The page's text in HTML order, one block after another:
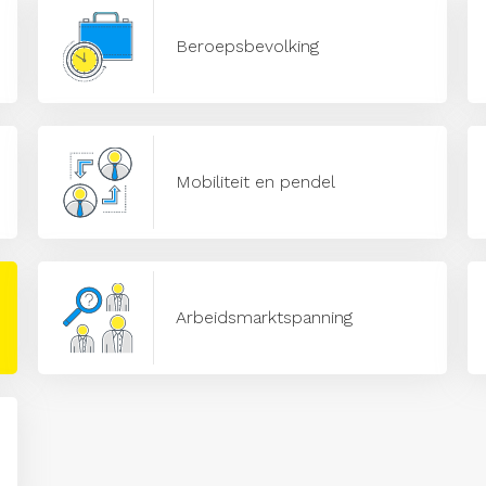
Beroepsbevolking
Mobiliteit en pendel
Arbeidsmarktspanning